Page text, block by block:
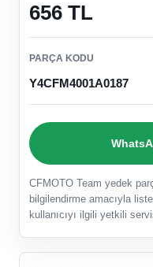
656 TL
PARÇA KODU
Y4CFM4001A0187
CFMOTO Team yedek
bilgilendirme amacıyla
kullanıcıyı ilgili yetkili